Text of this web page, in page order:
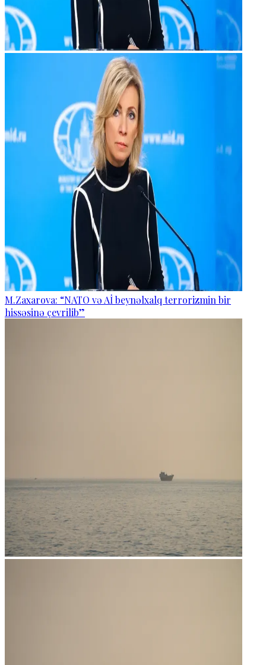
M.Zaxarova: “NATO və Aİ beynəlxalq terrorizmin bir
hissəsinə çevrilib”